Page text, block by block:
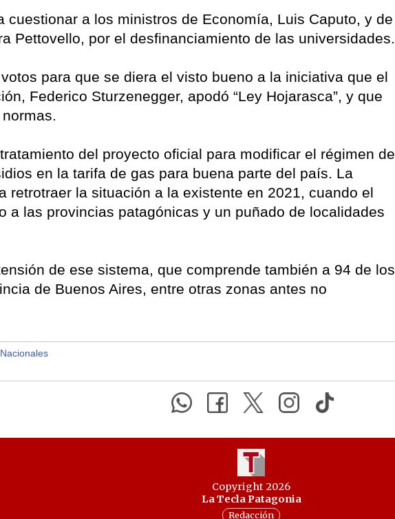
cuestionar a los ministros de Economía, Luis Caputo, y de
Pettovello, por el desfinanciamiento de las universidades.
para que se diera el visto bueno a la iniciativa que el
Federico Sturzenegger, apodó “Ley Hojarasca”, y que
del proyecto oficial para modificar el régimen de
en la tarifa de gas para buena parte del país. La
retrotraer la situación a la existente en 2021, cuando el
a las provincias patagónicas y un puñado de localidades
de ese sistema, que comprende también a 94 de los
de Buenos Aires, entre otras zonas antes no
Nacionales
Copyright 2026
La Tecla Patagonia
Redacción